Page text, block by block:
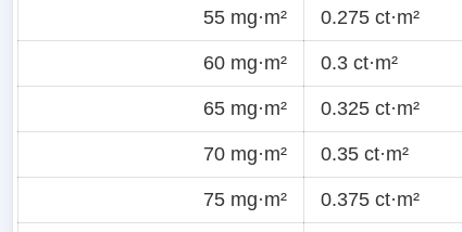
55 mg·m² 0.275 ct·m²
60 mg·m² 0.3 ct·m²
65 mg·m² 0.325 ct·m²
70 mg·m² 0.35 ct·m²
75 mg·m² 0.375 ct·m²